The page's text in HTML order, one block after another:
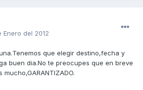
Enero del 2012
que elegir destino,fecha y
buen dia.No te preocupes que en breve